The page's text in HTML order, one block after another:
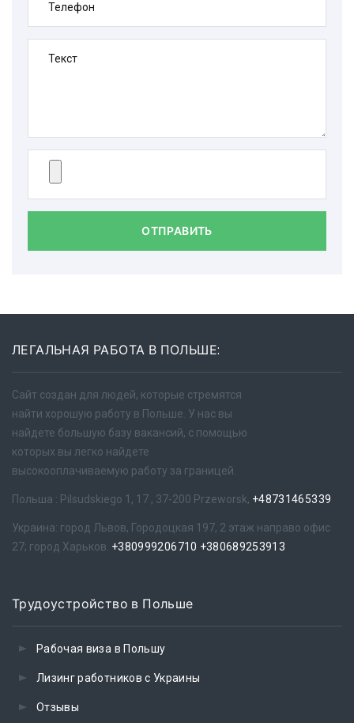
Телефон
Текст
ОТПРАВИТЬ
ЛЕГАЛЬНАЯ РАБОТА В ПОЛЬШЕ:
Сайт создан для людей, которые стремятся
найти хорошую работу в Польше. У нас вы
найдете большую базу вакансий, с помощью
которых вы легко найдете
высокооплачиваемую работу за границей.
Польша : Pilsudskiego 1, 17 , 37-200 Przeworsk, +48731465339
Украина: город Львов, Городоцкая 197, 2 этаж направо офис
27; город Харьков. +380999206710 +380689253913
Трудоустройство в Польше
Рабочая виза в Польшу
Лизинг работников с Украины
Отзывы